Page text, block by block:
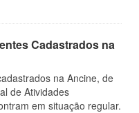
Cadastrados na
na Ancine, de
de Atividades
em situação regular.